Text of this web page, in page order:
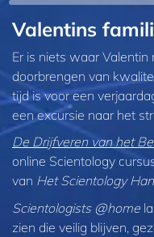
Valentins
Er is niets waar
doorbrengen van
tijd is voor een
een excursie naar het
De Drijfveren van het
online Scientology
van Het Scientology
Scientologists @home
zien die veilig blijven,